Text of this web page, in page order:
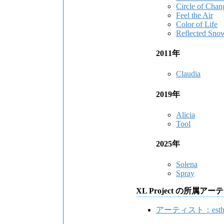
Circle of
Feel the Air
Color of Life
Reflected
2011年
Claudia
2019年
Alicia
Tool
2025年
Solena
Spray
XL Project の所属アー
アーティスト：